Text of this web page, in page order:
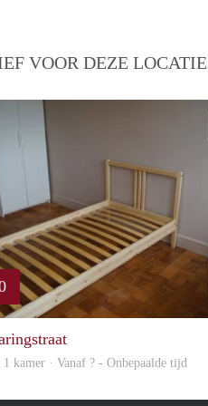
VOOR DEZE LOCATIE
1 kamer · Vanaf ? - Onbepaalde tijd